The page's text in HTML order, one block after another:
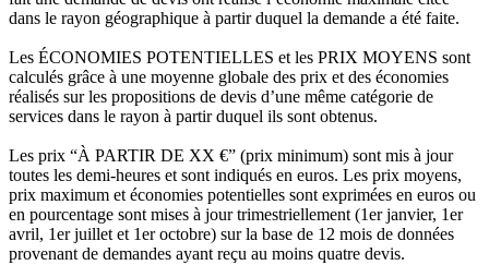
dans le rayon géographique à partir duquel la demande a été faite.
Les ÉCONOMIES POTENTIELLES et les PRIX MOYENS sont
calculés grâce à une moyenne globale des prix et des économies
réalisés sur les propositions de devis d’une même catégorie de
services dans le rayon à partir duquel ils sont obtenus.
Les prix “À PARTIR DE XX €” (prix minimum) sont mis à jour
toutes les demi-heures et sont indiqués en euros. Les prix moyens,
prix maximum et économies potentielles sont exprimées en euros ou
en pourcentage sont mises à jour trimestriellement (1er janvier, 1er
avril, 1er juillet et 1er octobre) sur la base de 12 mois de données
provenant de demandes ayant reçu au moins quatre devis.